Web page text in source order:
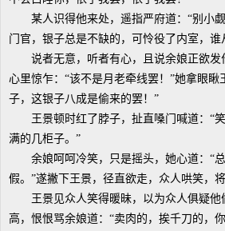
某人识得他来处，遥指严府道：“别小觑
门官，银子总是不缺的，可怜役了内室，谁
说者无意，听者有心，且说余娘正欲发
心里惊乍：“该不是月老牵线罢！”她拿眼瞅
子，这银子八成是偷来的罢！”
王景顿时红了脖子，扯直嗓门喊道：“笑
满的几柜子。”
余娘呵呵冷笑，只是摇头，她心道：“总
假。”遂撇下王景，径直欲走，众人哄笑，将
王景见众人笑得暖昧，以为众人俱疑他
高，恨恨骂余娘道：“卖肉的，挨千刀的，